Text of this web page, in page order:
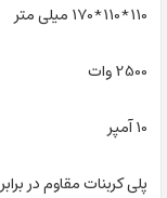
110*110*170 میلی متر
2500 وات
10 آمپر
پلی کربنات مقاوم در